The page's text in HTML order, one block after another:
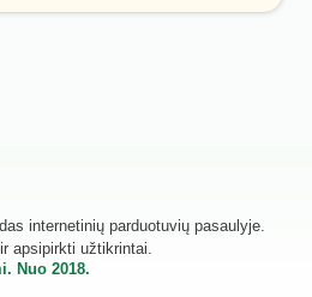
internetinių parduotuvių pasaulyje.
apsipirkti užtikrintai.
Nuo 2018.